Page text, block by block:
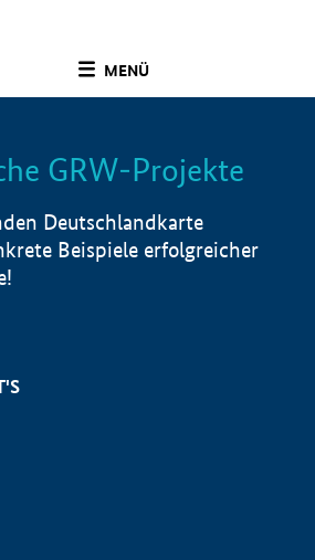
MENÜ
Info
GRW-Projekte
Deutschlandkarte
Beispiele erfolgreicher